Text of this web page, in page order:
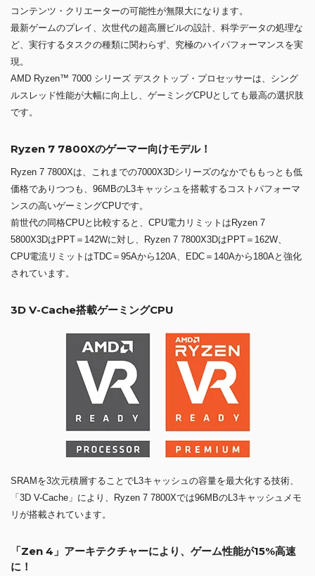
コンテンツ・クリエーターの可能性が無限大になります。
最新ゲームのプレイ、次世代の超高層ビルの設計、科学データの処理な
ど、実行するタスクの種類に関わらず、究極のハイパフォーマンスを実
現。
AMD Ryzen™ 7000 シリーズ デスクトップ・プロセッサーは、シング
ルスレッド性能が大幅に向上し、ゲーミングCPUとしても最高の選択肢
です。
Ryzen 7 7800Xのゲーマー向けモデル！
Ryzen 7 7800Xは、これまでの7000X3Dシリーズのなかでももっとも低
価格でありつつも、96MBのL3キャッシュを搭載するコストパフォーマ
ンスの高いゲーミングCPUです。
前世代の同格CPUと比較すると、CPU電力リミットはRyzen 7
5800X3DはPPT＝142Wに対し、Ryzen 7 7800X3DはPPT＝162W、
CPU電流リミットはTDC＝95Aから120A、EDC＝140Aから180Aと強化
されています。
3D V-Cache搭載ゲーミングCPU
SRAMを3次元積層することでL3キャッシュの容量を最大化する技術、
「3D V-Cache」により、Ryzen 7 7800Xでは96MBのL3キャッシュメモ
リが搭載されています。
「Zen 4」アーキテクチャーにより、ゲーム性能が15%高速
に！